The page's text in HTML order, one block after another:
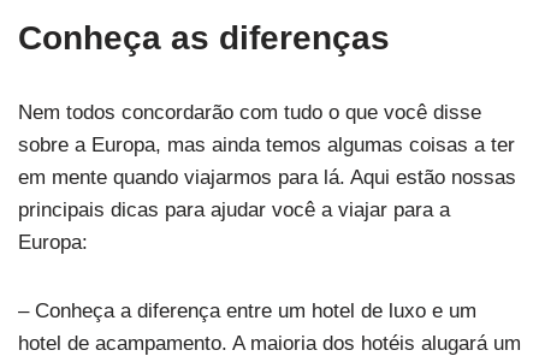
Conheça as diferenças
Nem todos concordarão com tudo o que você disse
sobre a Europa, mas ainda temos algumas coisas a ter
em mente quando viajarmos para lá. Aqui estão nossas
principais dicas para ajudar você a viajar para a
Europa:
– Conheça a diferença entre um hotel de luxo e um
hotel de acampamento. A maioria dos hotéis alugará um